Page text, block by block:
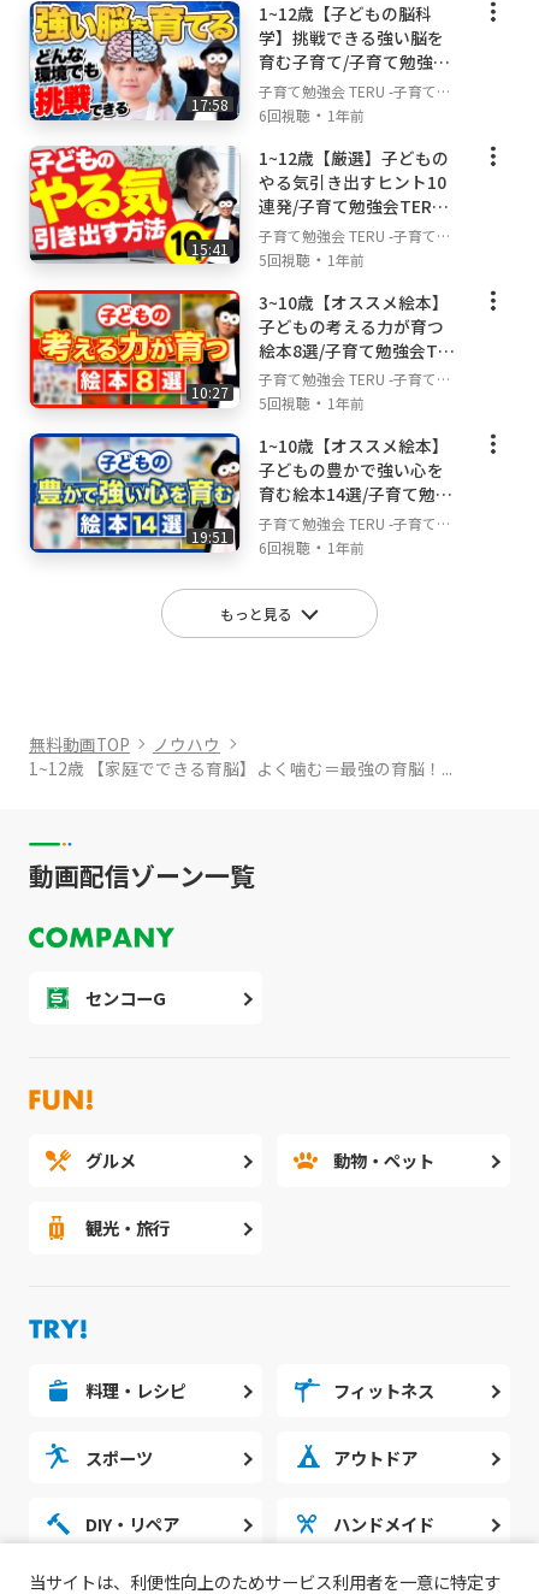
悩みを解消したいという方
・子どものことを理解して良いコミュニケーシ
ョンを取っていきたいという方
・育児の負担を減らしていきたいという方
・家庭でできる幼児教育や早期教育について知
りたい方
・幼児期からの知育や育脳に興味がある方
・子どもの勉強、学習との付き合い方を学びた
い方
▼どんな動画を投稿していくのか？
このチャンネルでは、様々な角度から、子育
て・育児の不安やお悩みを解決することを目的
としていますので、基本は皆さんが子育てや育
児の中で悩むこと。不安に思うことにフォーカ
スして動画を投稿していきます！ただ、私は幼
児教育の先生であり、教育に専門性があるの
で、家庭教育や知育などのお悩みに関する動画
が少し多くなると思いますが、子どもとの関わ
り方や親の心の持ち方なども大切にしているの
みと不安を解消できる動画を投稿していきたい
17:58
1~12歳【子どもの脳科
学】挑戦できる強い脳を
育む子育て/子育て勉強会
TERUの子育て・育児の悩
みや不安解決ch
子育て勉強会 TERU -子育て・
育児の悩みや不安解決ch-
6回視聴 ・ 1年前
15:41
1~12歳【厳選】子どもの
やる気引き出すヒント10
連発/子育て勉強会TERU
の子育て・育児の悩みや
不安解決ch
子育て勉強会 TERU -子育て・
育児の悩みや不安解決ch-
5回視聴 ・ 1年前
10:27
3~10歳【オススメ絵本】
子どもの考える力が育つ
絵本8選/子育て勉強会TER
Uの子育て・育児の悩みや
不安解決ch
子育て勉強会 TERU -子育て・
育児の悩みや不安解決ch-
5回視聴 ・ 1年前
19:51
1~10歳【オススメ絵本】
子どもの豊かで強い心を
育む絵本14選/子育て勉強
会TERUの子育て・育児の
悩みや不安解決ch
子育て勉強会 TERU -子育て・
育児の悩みや不安解決ch-
6回視聴 ・ 1年前
もっと見る
無料動画TOP
ノウハウ
1~12歳 【家庭でできる育脳】よく噛む＝最強の育脳！...
動画配信ゾーン一覧
センコーG
グルメ 動物・ペット
観光・旅行
料理・レシピ フィットネス
スポーツ アウトドア
DIY・リペア ハンドメイド
当サイトは、利便性向上のためサービス利用者を一意に特定す